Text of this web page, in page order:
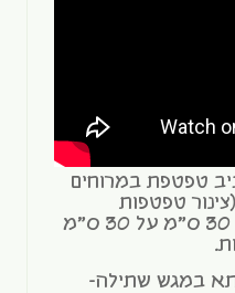
טפטפת במרוחים
(צינור טפטפות
סטנדרטי), או בריבוע של 30 ס"מ על 30 ס"מ
במגש שתילה-